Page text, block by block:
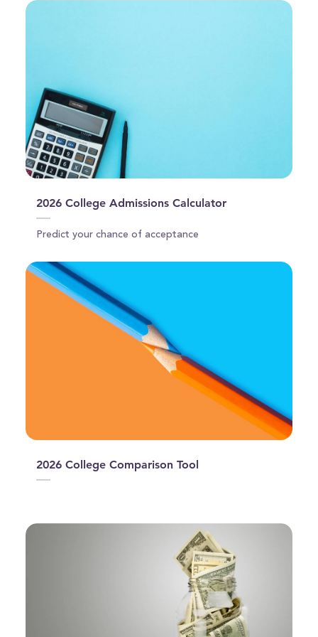
2026 College Admissions Calculator
Predict your chance of acceptance
2026 College Comparison Tool